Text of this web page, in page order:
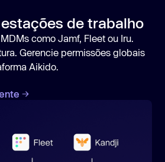
de trabalho
como Jamf, Fleet ou Iru.
Gerencie permissões globais
Aikido.